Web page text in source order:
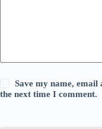
Save my name,
the next time I comment.